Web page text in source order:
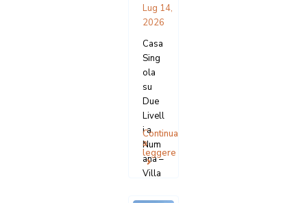
...
Lug 14,
2026
Casa
Sing
ola
su
Due
Livell
i a
Num
ana –
Villa
Continua
a
leggere